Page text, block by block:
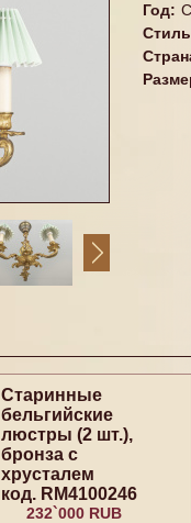
Год:
Стиль
Старинные
бельгийские
люстры (2 шт.),
бронза с
хрусталем
код. RM4100246
232`000 RUB